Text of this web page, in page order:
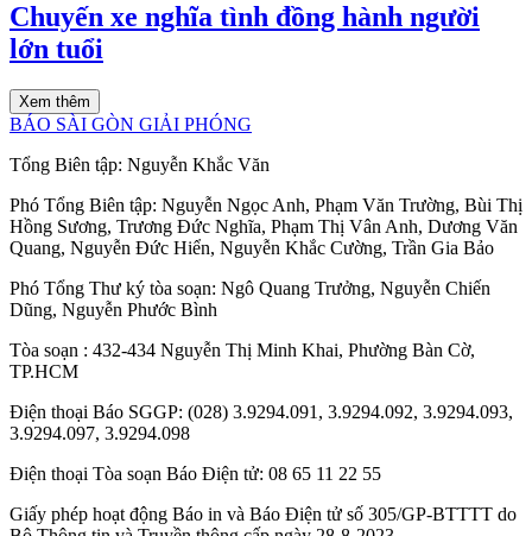
Chuyến xe nghĩa tình đồng hành người
lớn tuổi
Xem thêm
BÁO SÀI GÒN GIẢI PHÓNG
Tổng Biên tập: Nguyễn Khắc Văn
Phó Tổng Biên tập: Nguyễn Ngọc Anh, Phạm Văn Trường, Bùi Thị
Hồng Sương, Trương Đức Nghĩa, Phạm Thị Vân Anh, Dương Văn
Quang, Nguyễn Đức Hiển, Nguyễn Khắc Cường, Trần Gia Bảo
Phó Tổng Thư ký tòa soạn: Ngô Quang Trưởng, Nguyễn Chiến
Dũng, Nguyễn Phước Bình
Tòa soạn : 432-434 Nguyễn Thị Minh Khai, Phường Bàn Cờ,
TP.HCM
Điện thoại Báo SGGP: (028) 3.9294.091, 3.9294.092, 3.9294.093,
3.9294.097, 3.9294.098
Điện thoại Tòa soạn Báo Điện tử: 08 65 11 22 55
Giấy phép hoạt động Báo in và Báo Điện tử số 305/GP-BTTTT do